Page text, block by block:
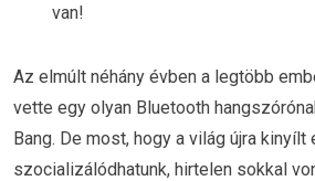
van!
Az elmúlt néhány évben a legtöbb
vette egy olyan Bluetooth
Bang. De most, hogy a világ újra kinyílt
szocializálódhatunk, hirtelen sokkal